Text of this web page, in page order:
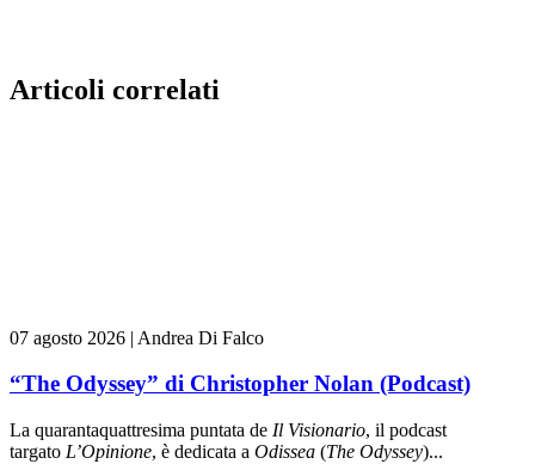
Articoli correlati
07 agosto 2026 | Andrea Di Falco
“The Odyssey” di Christopher Nolan (Podcast)
La quarantaquattresima puntata de Il Visionario, il podcast
targato L’Opinione, è dedicata a Odissea (The Odyssey)...